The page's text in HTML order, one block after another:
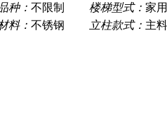
种： 不限制 楼梯型式： 家
料： 不锈钢 立柱款式： 主